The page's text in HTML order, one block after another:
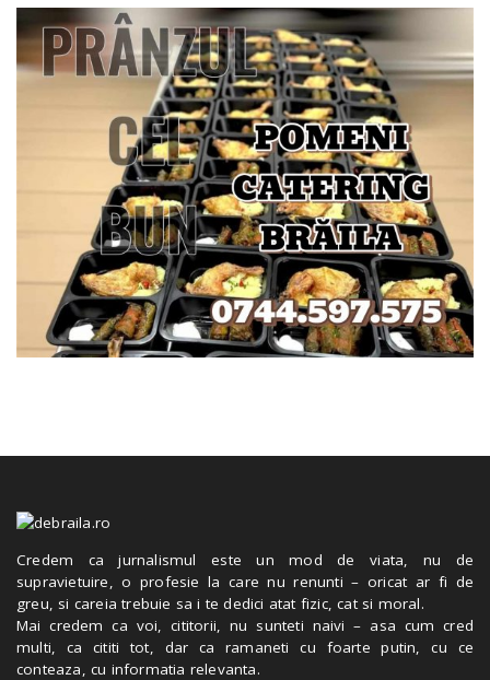
Credem ca jurnalismul este un mod de viata, nu de
supravietuire, o profesie la care nu renunti – oricat ar fi de
greu, si careia trebuie sa i te dedici atat fizic, cat si moral.
Mai credem ca voi, cititorii, nu sunteti naivi – asa cum cred
multi, ca cititi tot, dar ca ramaneti cu foarte putin, cu ce
conteaza, cu informatia relevanta.